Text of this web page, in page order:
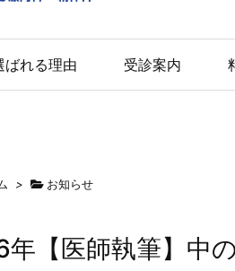
ばれる理由 受診案内
> お知らせ
年【医師執筆】中